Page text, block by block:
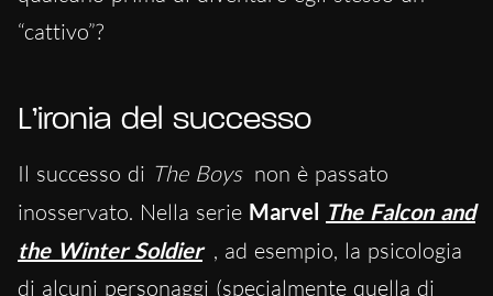
“cattivo”?
L’ironia del successo
Il successo di The Boys non è passato
inosservato. Nella serie Marvel The Falcon and
the Winter Soldier , ad esempio, la psicologia
di alcuni personaggi (specialmente quella di